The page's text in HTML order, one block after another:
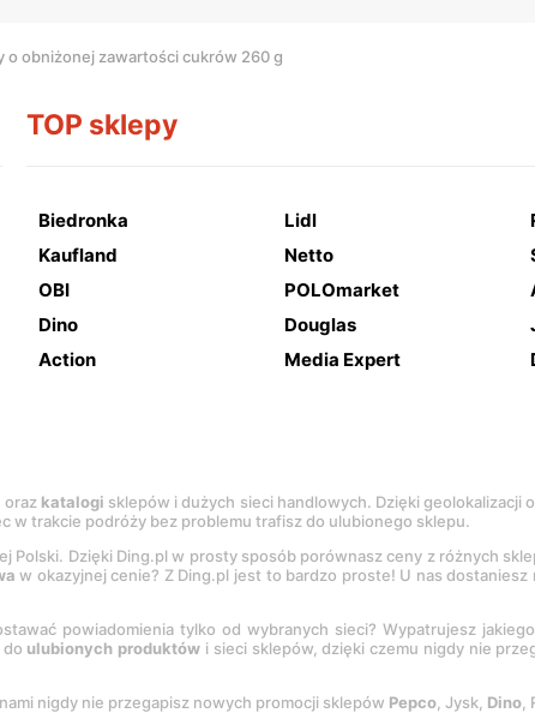
o obniżonej zawartości cukrów 260 g
TOP sklepy
Biedronka Lidl
Kaufland
Netto
OBI
POLOmarket
Dino
Douglas
Action
Media Expert
oraz katalogi sklepów i dużych sieci handlowych. Dzięki
w trakcie podróży bez problemu trafisz do ulubionego sklepu.
Polski. Dzięki Ding.pl w prosty sposób porównasz ceny z różnych
w okazyjnej cenie? Z Ding.pl jest to bardzo proste! U nas
powiadomienia tylko od wybranych sieci? Wypatrujesz
do ulubionych produktów i sieci sklepów, dzięki czemu nigdy nie
nigdy nie przegapisz nowych promocji sklepów Pepco, Jysk, Dino,